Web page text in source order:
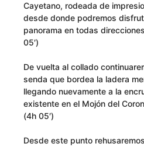
Cayetano, rodeada de
desde donde podremos
panorama en todas
05′)
De vuelta al collado
senda que bordea la ladera
llegando nuevamente a la
existente en el Mojón del
(4h 05′)
Desde este punto